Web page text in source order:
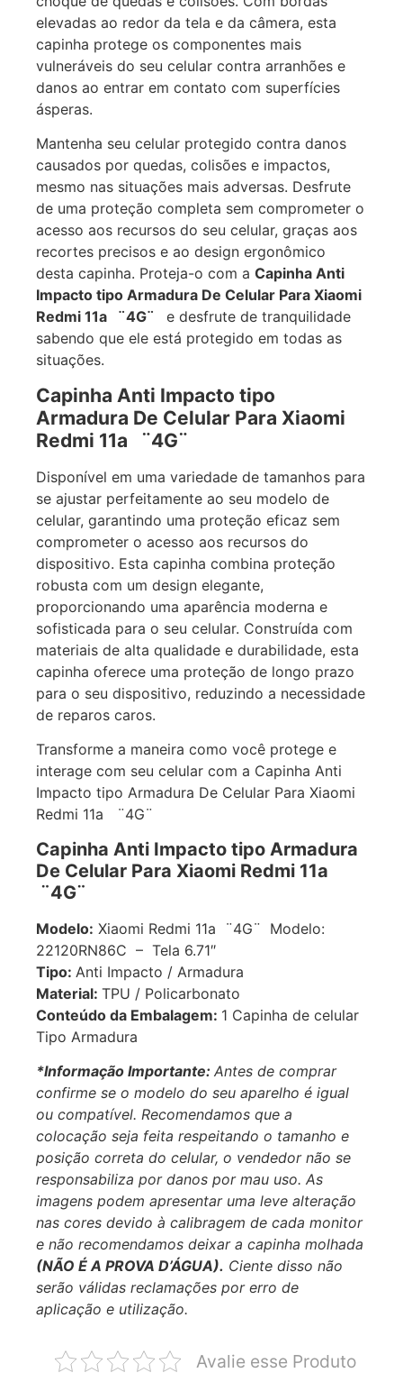
elevadas ao redor da tela e da câmera, esta
capinha protege os componentes mais
vulneráveis do seu celular contra arranhões e
danos ao entrar em contato com superfícies
ásperas.
Mantenha seu celular protegido contra danos
causados por quedas, colisões e impactos,
mesmo nas situações mais adversas. Desfrute
de uma proteção completa sem comprometer o
acesso aos recursos do seu celular, graças aos
recortes precisos e ao design ergonômico
desta capinha. Proteja-o com a Capinha Anti
Impacto tipo Armadura De Celular Para Xiaomi
Redmi 11a ¨4G¨
e desfrute de tranquilidade
sabendo que ele está protegido em todas as
situações.
Capinha Anti Impacto tipo
Armadura De Celular Para Xiaomi
Redmi 11a ¨4G¨
Disponível em uma variedade de tamanhos para
se ajustar perfeitamente ao seu modelo de
celular, garantindo uma proteção eficaz sem
comprometer o acesso aos recursos do
dispositivo. Esta capinha combina proteção
robusta com um design elegante,
proporcionando uma aparência moderna e
sofisticada para o seu celular. Construída com
materiais de alta qualidade e durabilidade, esta
capinha oferece uma proteção de longo prazo
para o seu dispositivo, reduzindo a necessidade
de reparos caros.
Transforme a maneira como você protege e
interage com seu celular com a Capinha Anti
Impacto tipo Armadura De Celular Para Xiaomi
Redmi 11a ¨4G¨
Capinha Anti Impacto tipo Armadura
De Celular Para Xiaomi Redmi 11a
¨4G¨
Modelo: Xiaomi Redmi 11a ¨4G¨ Modelo:
22120RN86C – Tela 6.71″
Tipo: Anti Impacto / Armadura
Material: TPU / Policarbonato
Conteúdo da Embalagem: 1 Capinha de celular
Tipo Armadura
*Informação Importante: Antes de comprar
confirme se o modelo do seu aparelho é igual
ou compatível. Recomendamos que a
colocação seja feita respeitando o tamanho e
posição correta do celular, o vendedor não se
responsabiliza por danos por mau uso. As
imagens podem apresentar uma leve alteração
nas cores devido à calibragem de cada monitor
e não recomendamos deixar a capinha molhada
(NÃO É A PROVA D’ÁGUA). Ciente disso não
serão válidas reclamações por erro de
aplicação e utilização.
Avalie esse Produto